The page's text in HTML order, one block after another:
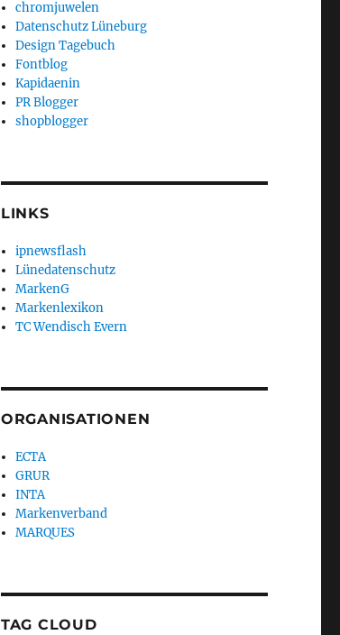
chromjuwelen
Datenschutz Lüneburg
Design Tagebuch
Fontblog
Kapidaenin
PR Blogger
shopblogger
LINKS
ipnewsflash
Lünedatenschutz
MarkenG
Markenlexikon
TC Wendisch Evern
ORGANISATIONEN
ECTA
GRUR
INTA
Markenverband
MARQUES
TAG CLOUD